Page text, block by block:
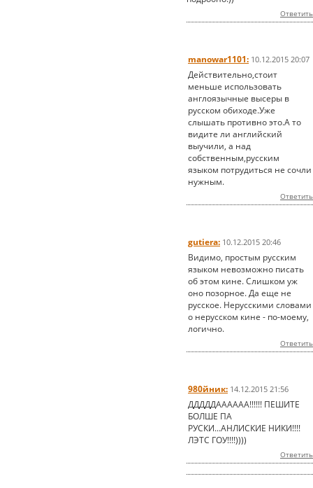
Ответить
manowar1101: 10.12.2015 20:07
Действительно,стоит
меньше использовать
англоязычные высеры в
русском обиходе.Уже
слышать противно это.А то
видите ли английский
выучили, а над
собственным,русским
языком потрудиться не сочли
нужным.
Ответить
gutiera: 10.12.2015 20:46
Видимо, простым русским
языком невозможно писать
об этом кине. Слишком уж
оно позорное. Да еще не
русское. Нерусскими словами
о нерусском кине - по-моему,
логично.
Ответить
980йник: 14.12.2015 21:56
ДДДДДАААААА!!!!!! ПЕШИТЕ
БОЛШЕ ПА
РУСКИ...АНЛИСКИЕ НИКИ!!!!
ЛЭТС ГОУ!!!!))))
Ответить